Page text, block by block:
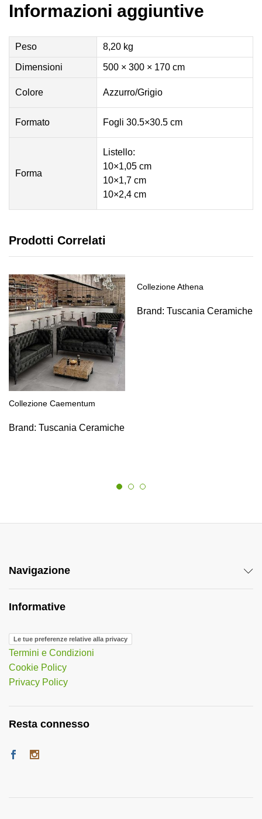
Informazioni aggiuntive
Peso 8,20 kg
Dimensioni 500 × 300 × 170 cm
Colore Azzurro/Grigio
Formato Fogli 30.5×30.5 cm
Forma
Listello:
10×1,05 cm
10×1,7 cm
10×2,4 cm
Prodotti Correlati
Collezione Caementum
Brand: Tuscania Ceramiche
Collezione Athena
Brand: Tuscania Ceramiche
Navigazione
Informative
Le tue preferenze relative alla privacy
Termini e Condizioni
Cookie Policy
Privacy Policy
Resta connesso